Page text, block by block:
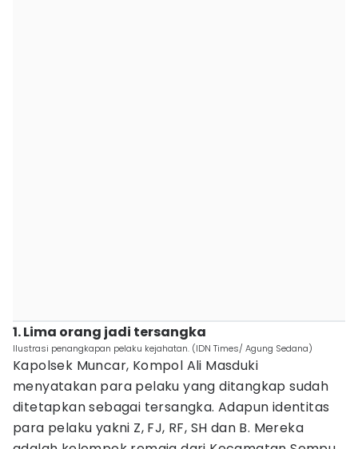
1. Lima orang jadi tersangka
Ilustrasi penangkapan pelaku kejahatan. (IDN Times/ Agung Sedana)
Kapolsek Muncar, Kompol Ali Masduki
menyatakan para pelaku yang ditangkap sudah
ditetapkan sebagai tersangka. Adapun identitas
para pelaku yakni Z, FJ, RF, SH dan B. Mereka